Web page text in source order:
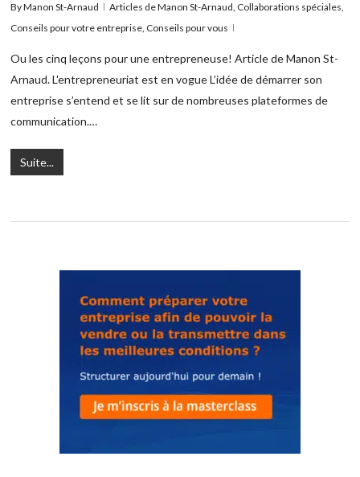
ByManon St-Arnaud Articles de Manon St-Arnaud, Collaborations spéciales,
Conseils pour votre entreprise, Conseils pour vous
Ou les cinq leçons pour une entrepreneuse! Article de Manon St-
Arnaud. L'entrepreneuriat est en vogue L’idée de démarrer son
entreprise s’entend et se lit sur de nombreuses plateformes de
communication.…
Suite...